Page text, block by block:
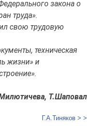
закона о
труда».
свою трудовую
техническая
жизни» и
Т.Шаповал
Г.А.Тиняков > >